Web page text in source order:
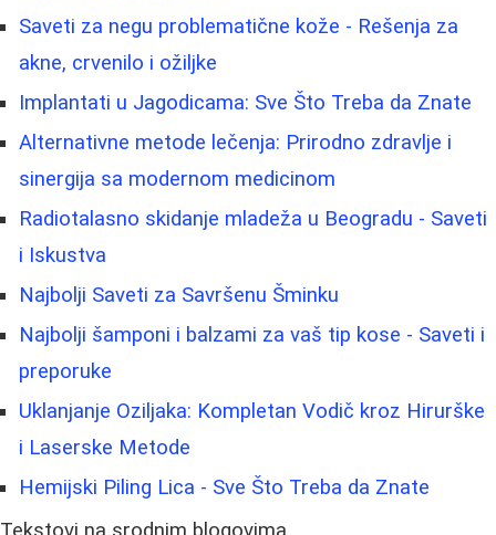
Saveti za negu problematične kože - Rešenja za
akne, crvenilo i ožiljke
Implantati u Jagodicama: Sve Što Treba da Znate
Alternativne metode lečenja: Prirodno zdravlje i
sinergija sa modernom medicinom
Radiotalasno skidanje mladeža u Beogradu - Saveti
i Iskustva
Najbolji Saveti za Savršenu Šminku
Najbolji šamponi i balzami za vaš tip kose - Saveti i
preporuke
Uklanjanje Oziljaka: Kompletan Vodič kroz Hirurške
i Laserske Metode
Hemijski Piling Lica - Sve Što Treba da Znate